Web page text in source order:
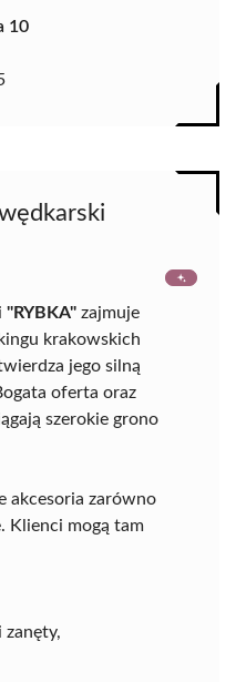
10
"RYBKA" zajmuje
krakowskich
jego silną
oferta oraz
szerokie grono
akcesoria zarówno
Klienci mogą tam
zanęty,